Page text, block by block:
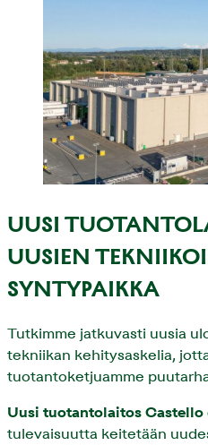
UUSI
UUSIEN
SYNTYPAIKKA
Tutkimme jatkuvasti uusia
tekniikan kehitysaskelia,
tuotantoketjuamme
Uusi tuotantolaitos Castello
tulevaisuutta keitetään